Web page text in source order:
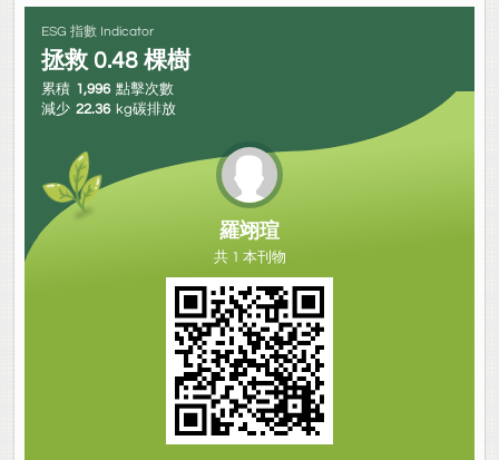
ESG 指數 Indicator
拯救 0.48 棵樹
累積 1,996 點擊次數
減少 22.36 kg碳排放
羅翊瑄
共 1 本刊物